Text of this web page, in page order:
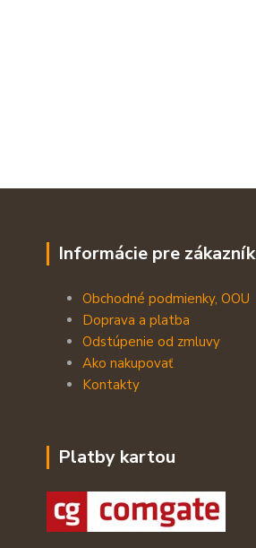
Informácie pre
Obchodné podmienky, OOU
Doprava a platba
Odstúpenie od zmluvy
Ako nakupovať
Kontakty
Platby kartou